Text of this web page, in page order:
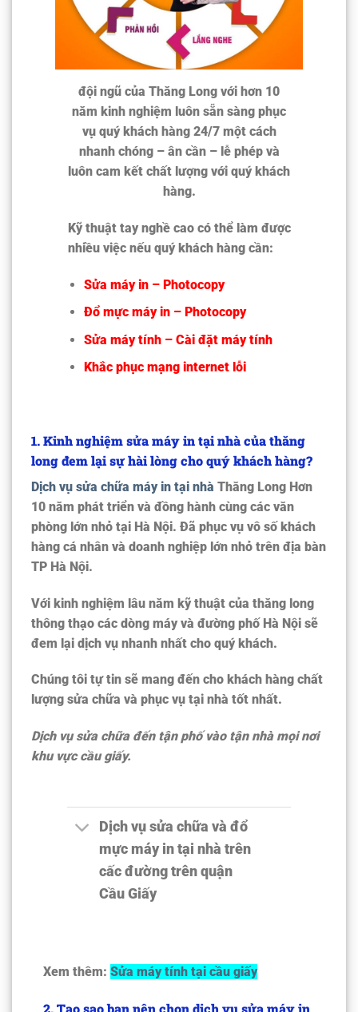
đội ngũ của Thăng Long với hơn 10
năm kinh nghiệm luôn sẵn sàng phục
vụ quý khách hàng 24/7 một cách
nhanh chóng – ân cần – lễ phép và
luôn cam kết chất lượng với quý khách
hàng.
Kỹ thuật tay nghề cao có thể làm được
nhiều việc nếu quý khách hàng cần:
Sửa máy in – Photocopy
Đổ mực máy in – Photocopy
Sửa máy tính – Cài đặt máy tính
Khắc phục mạng internet lỗi
1. Kinh nghiệm sửa máy in tại nhà của thăng
long đem lại sự hài lòng cho quý khách hàng?
Dịch vụ sửa chữa máy in tại nhà Thăng Long Hơn
10 năm phát triển và đồng hành cùng các văn
phòng lớn nhỏ tại Hà Nội. Đã phục vụ vô số khách
hàng cá nhân và doanh nghiệp lớn nhỏ trên địa bàn
TP Hà Nội.
Với kinh nghiệm lâu năm kỹ thuật của thăng long
thông thạo các dòng máy và đường phố Hà Nội sẽ
đem lại dịch vụ nhanh nhất cho quý khách.
Chúng tôi tự tin sẽ mang đến cho khách hàng chất
lượng sửa chữa và phục vụ tại nhà tốt nhất.
Dịch vụ sửa chữa đến tận phố vào tận nhà mọi nơi
khu vực cầu giấy.
Dịch vụ sửa chữa và đổ
mực máy in tại nhà trên
cấc đường trên quận
Cầu Giấy
Xem thêm: Sửa máy tính tại cầu giấy
2. Tạo sao bạn nên chọn dịch vụ sửa máy in